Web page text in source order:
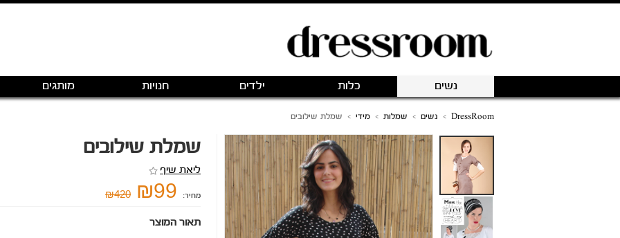
נשים כלות ילדים חנויות מותגים
DressRoom
> נשים > שמלות > מידי > שמלת שילובים
שמלת שילובים
ליאת שיף
מחיר: ₪99
₪420
תאור המוצר